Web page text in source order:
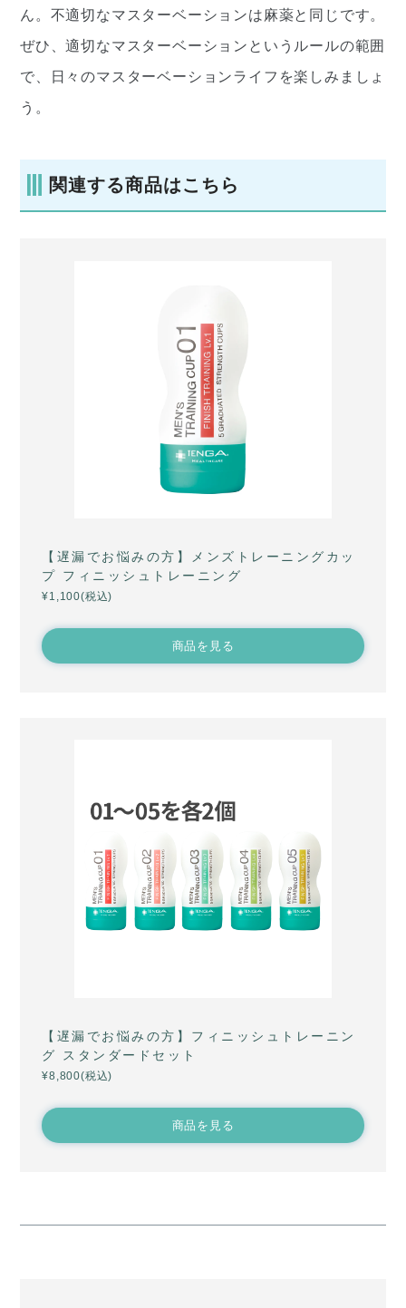
ん。不適切なマスターベーションは麻薬と同じです。
ぜひ、適切なマスターベーションというルールの範囲
で、日々のマスターベーションライフを楽しみましょ
う。
関連する商品はこちら
【遅漏でお悩みの方】メンズトレーニングカッ
プ フィニッシュトレーニング
¥1,100(税込)
商品を見る
【遅漏でお悩みの方】フィニッシュトレーニン
グ スタンダードセット
¥8,800(税込)
商品を見る